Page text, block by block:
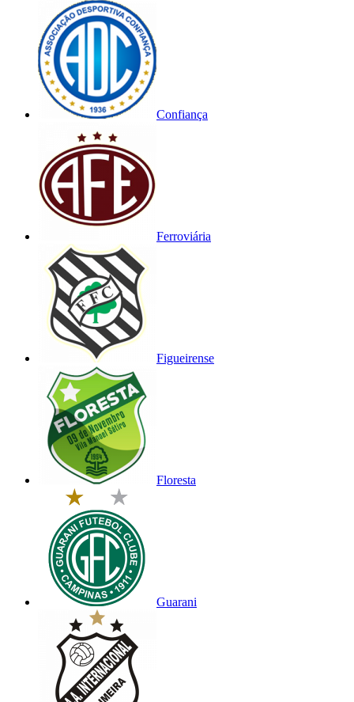
Confiança
Ferroviária
Figueirense
Floresta
Guarani